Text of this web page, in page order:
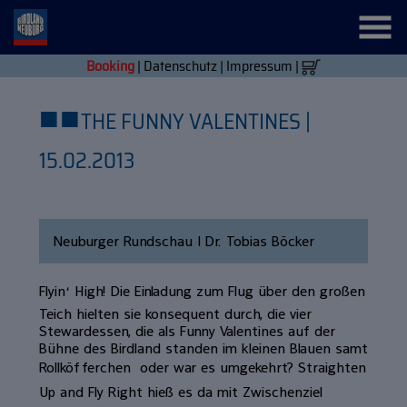
Booking| Datenschutz| Impressum |
■■THE FUNNY VALENTINES |
15.02.2013
Neuburger Rundschau | Dr. Tobias Böcker
Flyin‘ High! Die Einladung zum Flug über den großen
Teich hielten sie konsequent durch, die vier
Stewardessen, die als Funny Valentines auf der
Bühne des Birdland standen im kleinen Blauen samt
Rollköfferchen  oder war es umgekehrt? Straighten
Up and Fly Right hieß es da mit Zwischenziel